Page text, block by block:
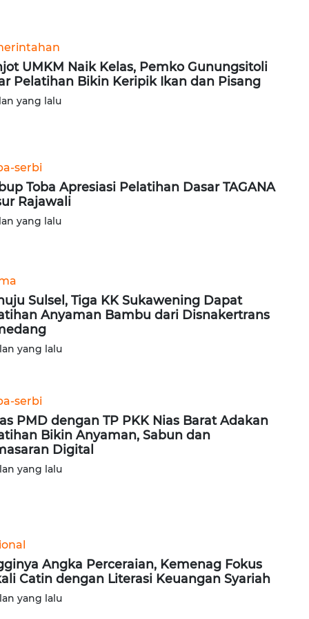
UMKM Naik Kelas, Pemko Gunungsitoli
Pelatihan Bikin Keripik Ikan dan Pisang
yang lalu
serbi
Toba Apresiasi Pelatihan Dasar TAGANA
Rajawali
yang lalu
Sulsel, Tiga KK Sukawening Dapat
Anyaman Bambu dari Disnakertrans
yang lalu
serbi
PMD dengan TP PKK Nias Barat Adakan
Bikin Anyaman, Sabun dan
Digital
yang lalu
Angka Perceraian, Kemenag Fokus
Catin dengan Literasi Keuangan Syariah
yang lalu